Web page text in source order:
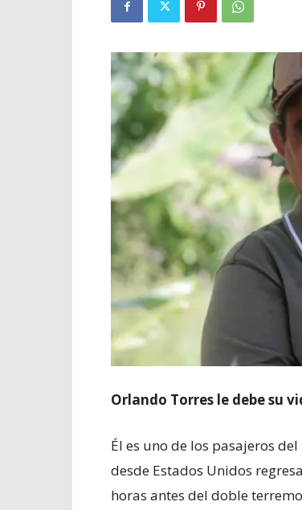
Orlando Torres le debe su
Él es uno de los pasajeros
desde Estados Unidos
horas antes del doble